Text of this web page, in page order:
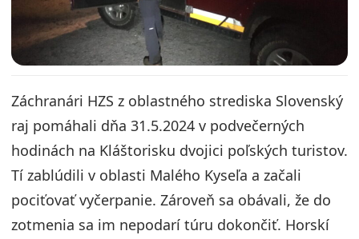
Záchranári HZS z oblastného strediska Slovenský
raj pomáhali dňa 31.5.2024 v podvečerných
hodinách na Kláštorisku dvojici poľských turistov.
Tí zablúdili v oblasti Malého Kyseľa a začali
pociťovať vyčerpanie. Zároveň sa obávali, že do
zotmenia sa im nepodarí túru dokončiť. Horskí